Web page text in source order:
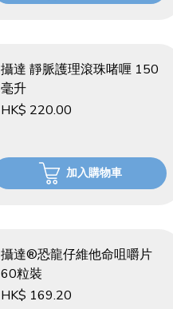
攝達 靜脈護理滾珠啫喱 150
毫升
HK$ 220.00
加入購物車
攝達®恐龍仔維他命咀嚼片
60粒裝
HK$ 169.20